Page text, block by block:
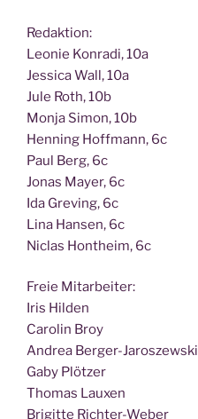
Redak­ti­on:
Leo­nie Kon­ra­di, 10a
Jes­si­ca Wall, 10a
Jule Roth, 10b
Mon­ja Simon, 10b
Hen­ning Hoff­mann, 6c
Paul Berg, 6c
Jonas May­er, 6c
Ida Gre­ving, 6c
Lina Han­sen, 6c
Nic­las Hont­heim, 6c
Freie Mit­ar­bei­ter:
Iris Hilden
Caro­lin Broy
Andrea Berger-Jaroszewski
Gaby Plötzer
Tho­mas Lauxen
Bri­git­te Richter-Weber